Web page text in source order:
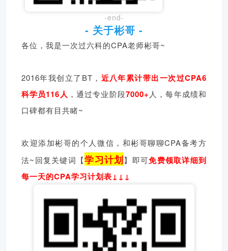
-end-
- 关于彬哥 -
各位，我是一次过六科的CPA老师彬哥~
2016年我创立了BT， 近八年累计带出一次过CPA6
科学员116人 ，通过专业阶段7000+人，每年成绩和
口碑都有目共睹~
欢迎添加彬哥的个人微信，和彬哥聊聊CPA备考方
法~回复关键词【学习计划】即可免费领取详细到
每一天的CPA学习计划表↓↓↓